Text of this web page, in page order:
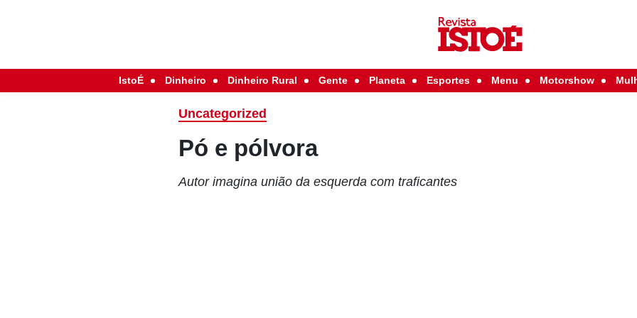
IstoÉ Dinheiro Dinheiro Rural Gente Planeta Esportes Menu Motorshow
Uncategorized
Pó e pólvora
Autor imagina união da esquerda com traficantes